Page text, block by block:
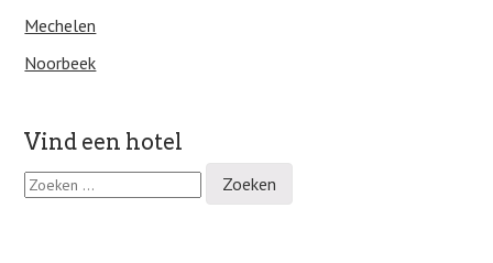
Mechelen
Noorbeek
Vind een hotel
Z
o